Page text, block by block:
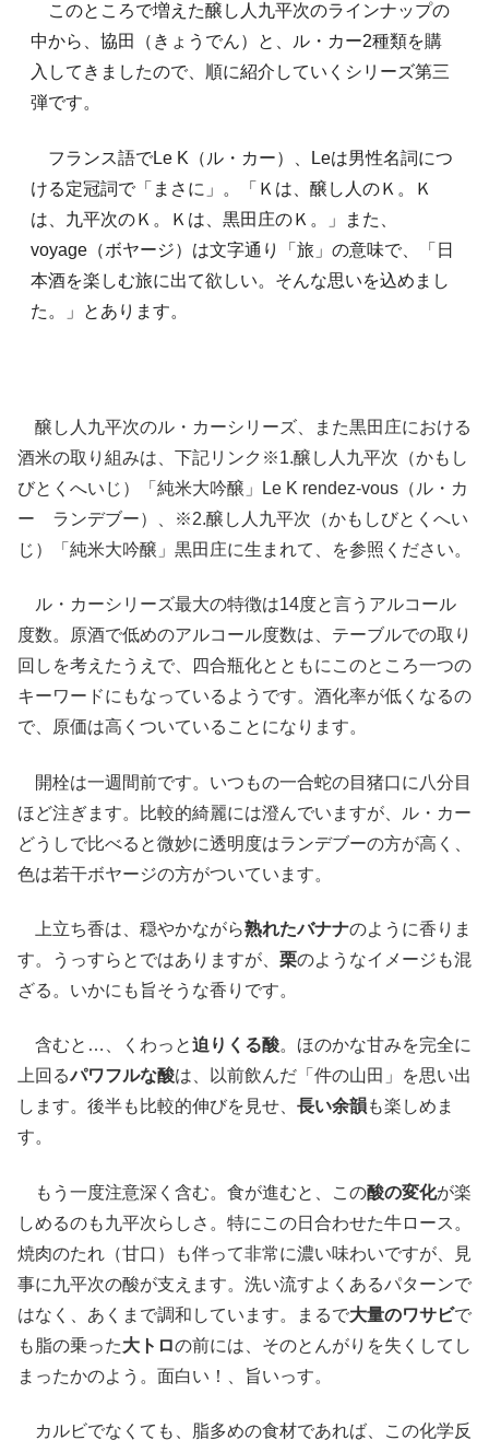
このところで増えた醸し人九平次のラインナップの
中から、協田（きょうでん）と、ル・カー2種類を購
入してきましたので、順に紹介していくシリーズ第三
弾です。
フランス語でLe K（ル・カー）、Leは男性名詞につ
ける定冠詞で「まさに」。「Ｋは、醸し人のＫ。Ｋ
は、九平次のＫ。Ｋは、黒田庄のＫ。」また、
voyage（ボヤージ）は文字通り「旅」の意味で、「日
本酒を楽しむ旅に出て欲しい。そんな思いを込めまし
た。」とあります。
醸し人九平次のル・カーシリーズ、また黒田庄における
酒米の取り組みは、下記リンク※1.醸し人九平次（かもし
びとくへいじ）「純米大吟醸」Le K rendez-vous（ル・カ
ー ランデブー）、※2.醸し人九平次（かもしびとくへい
じ）「純米大吟醸」黒田庄に生まれて、を参照ください。
ル・カーシリーズ最大の特徴は14度と言うアルコール
度数。原酒で低めのアルコール度数は、テーブルでの取り
回しを考えたうえで、四合瓶化とともにこのところ一つの
キーワードにもなっているようです。酒化率が低くなるの
で、原価は高くついていることになります。
開栓は一週間前です。いつもの一合蛇の目猪口に八分目
ほど注ぎます。比較的綺麗には澄んでいますが、ル・カー
どうしで比べると微妙に透明度はランデブーの方が高く、
色は若干ボヤージの方がついています。
上立ち香は、穏やかながら熟れたバナナのように香りま
す。うっすらとではありますが、 栗のようなイメージも混
ざる。いかにも旨そうな香りです。
含むと…、くわっと迫りくる酸。ほのかな甘みを完全に
上回るパワフルな酸は、以前飲んだ「件の山田」を思い出
します。後半も比較的伸びを見せ、 長い余韻も楽しめま
す。
もう一度注意深く含む。食が進むと、この酸の変化が楽
しめるのも九平次らしさ。特にこの日合わせた牛ロース。
焼肉のたれ（甘口）も伴って非常に濃い味わいですが、見
事に九平次の酸が支えます。洗い流すよくあるパターンで
はなく、あくまで調和しています。まるで大量のワサビで
も脂の乗った大トロの前には、そのとんがりを失くしてし
まったかのよう。面白い！、旨いっす。
カルビでなくても、脂多めの食材であれば、この化学反